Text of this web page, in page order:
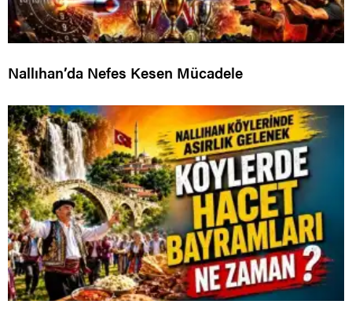
Nallıhan’da Nefes Kesen Mücadele